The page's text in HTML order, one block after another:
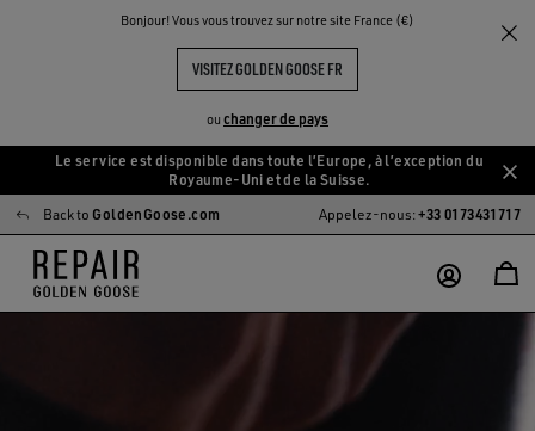
Bonjour! Vous vous trouvez sur notre site France (€)
VISITEZ GOLDEN GOOSE FR
ou changer de pays
au
contenu
principal
au
contenu
du
pied
Le service est disponible dans toute l’Europe, à l’exception du
Royaume-Uni et de la Suisse.
Back to GoldenGoose.com Appelez-nous:+33 0173431717